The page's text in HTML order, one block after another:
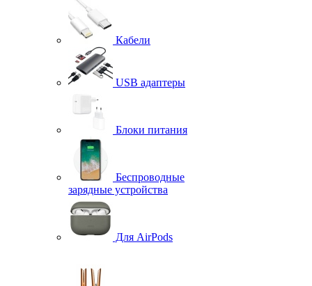
Кабели
USB адаптеры
Блоки питания
Беспроводные
зарядные устройства
Для AirPods